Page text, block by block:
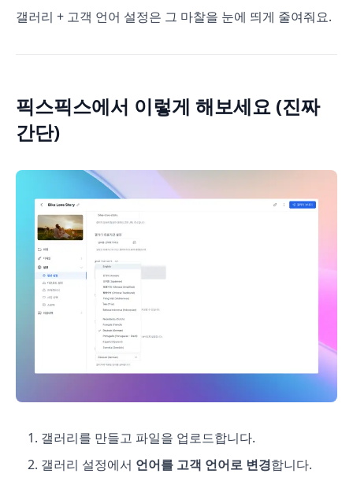
갤러리 + 고객 언어 설정은 그 마찰을 눈에 띄게 줄여줘요.
픽스픽스에서 이렇게 해보세요 (진짜
간단)
갤러리를 만들고 파일을 업로드합니다.
갤러리 설정에서 언어를 고객 언어로 변경합니다.